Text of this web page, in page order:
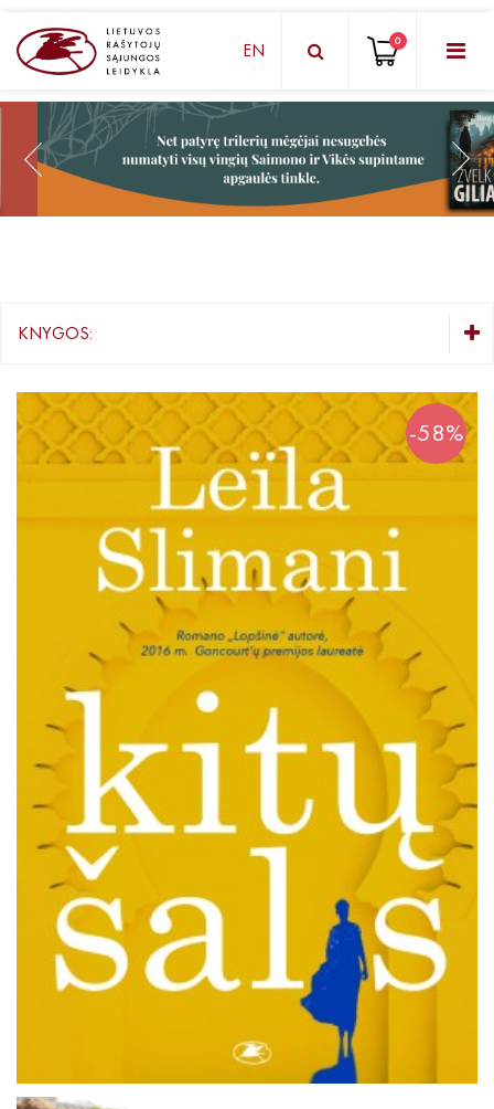
KNYGŲ DĖŽUTĖ - STAIGMENA
Grožinė literatūra
Knygos su autografais
KNYGOS PIGIAU
Išparduota
EN 0
KNYGOS:
Grožinė literatūra
Lietuvių autorių literatūra
Užsienio autorių literatūra
Trileriai, detektyvai
Klasika
Apsakymai, novelės
Poezija, pjesės
Pirmoji knyga (PK)
Lietuvių literatūros lobynas. XX amžius
Knygos vaikams ir paaugliams
Negrožinė literatūra
El. knygos
Audioknygos
Knygos su autografais
KNYGOS PIGIAU
Išparduota
-58%